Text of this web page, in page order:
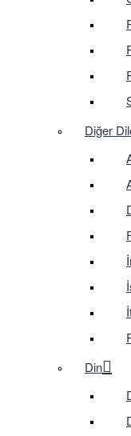
Diğer
Din